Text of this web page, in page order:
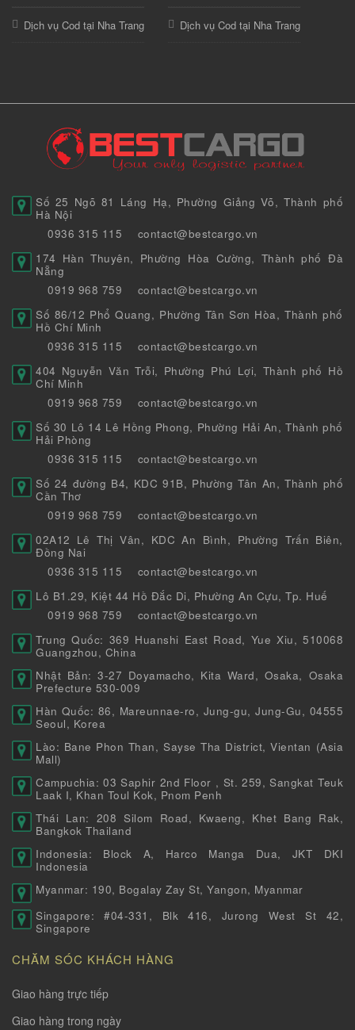
Dịch vụ Cod tại Nha Trang Dịch vụ Cod tại Nha Trang
Số 25 Ngõ 81 Láng Hạ, Phường Giảng Võ, Thành phố
Hà Nội
0936 315 115
contact@bestcargo.vn
174 Hàn Thuyên, Phường Hòa Cường, Thành phố Đà
Nẵng
0919 968 759
contact@bestcargo.vn
Số 86/12 Phổ Quang, Phường Tân Sơn Hòa, Thành phố
Hồ Chí Minh
0936 315 115
contact@bestcargo.vn
404 Nguyễn Văn Trỗi, Phường Phú Lợi, Thành phố Hồ
Chí Minh
0919 968 759
contact@bestcargo.vn
Số 30 Lô 14 Lê Hồng Phong, Phường Hải An, Thành phố
Hải Phòng
0936 315 115
contact@bestcargo.vn
Số 24 đường B4, KDC 91B, Phường Tân An, Thành phố
Cần Thơ
0919 968 759
contact@bestcargo.vn
02A12 Lê Thị Vân, KDC An Bình, Phường Trấn Biên,
Đồng Nai
0936 315 115
contact@bestcargo.vn
Lô B1.29, Kiệt 44 Hồ Đắc Di, Phường An Cựu, Tp. Huế
0919 968 759
contact@bestcargo.vn
Trung Quốc: 369 Huanshi East Road, Yue Xiu, 510068
Guangzhou, China
Nhật Bản: 3-27 Doyamacho, Kita Ward, Osaka, Osaka
Prefecture 530-009
Hàn Quốc: 86, Mareunnae-ro, Jung-gu, Jung-Gu, 04555
Seoul, Korea
Lào: Bane Phon Than, Sayse Tha District, Vientan (Asia
Mall)
Campuchia: 03 Saphir 2nd Floor , St. 259, Sangkat Teuk
Laak I, Khan Toul Kok, Pnom Penh
Thái Lan: 208 Silom Road, Kwaeng, Khet Bang Rak,
Bangkok Thailand
Indonesia: Block A, Harco Manga Dua, JKT DKI
Indonesia
Myanmar: 190, Bogalay Zay St, Yangon, Myanmar
Singapore: #04-331, Blk 416, Jurong West St 42,
Singapore
CHĂM SÓC KHÁCH HÀNG
Giao hàng trực tiếp
Giao hàng trong ngày